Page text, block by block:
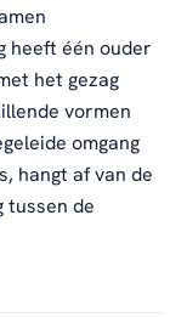
heeft één ouder
het gezag
vormen
omgang
hangt af van de
tussen de